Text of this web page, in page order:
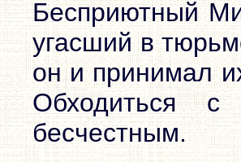
Бесприютный
угасший в
он и принимал
Обходиться
бесчестным.